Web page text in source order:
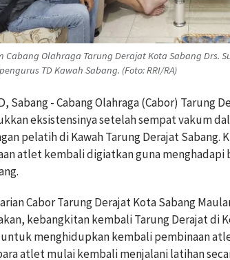
Cabang Olahraga Tarung Derajat Kota Sabang Drs.
TD Kawah Sabang. (Foto: RRI/RA)
Sabang - Cabang Olahraga (Cabor) Tarung
eksistensinya setelah sempat vakum
pelatih di Kawah Tarung Derajat Sabang.
atlet kembali digiatkan guna menghadapi
Cabor Tarung Derajat Kota Sabang
kebangkitan kembali Tarung Derajat di
menghidupkan kembali pembinaan
atlet mulai kembali menjalani latihan